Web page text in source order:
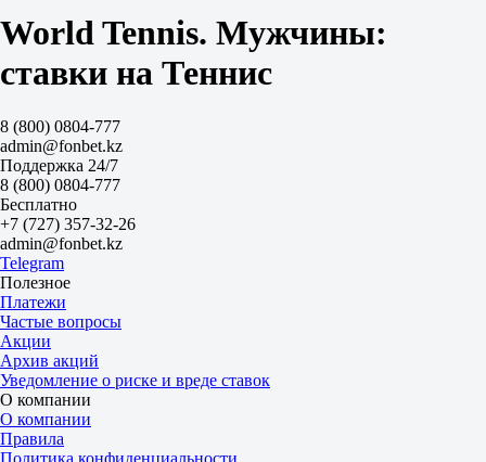
-5.5
2.02
+5.5
1.70
Б
М
20.5
1.95
1.75
Сеты
Ф1
Ф2
-1.5
1.60
2.20
Сеты
Б
М
2.5
2.80
1.38
Германия
World Tennis. Мужчины:
ставки на Теннис
8 (800) 0804-777
admin@fonbet.kz
Поддержка 24/7
8 (800) 0804-777
Бесплатно
+7 (727) 357-32-26
admin@fonbet.kz
Telegram
Полезное
Платежи
Частые вопросы
Акции
Архив акций
Уведомление о риске и вреде ставок
О компании
О компании
Правила
Политика конфиденциальности